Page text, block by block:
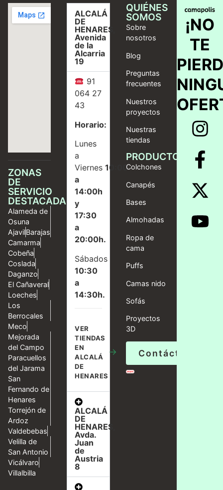
ZONAS
DE
SERVICIO
DESTACADAS
Alameda de
Osuna
AjavilBarajas
Camarma
Cobeña
Coslada
Daganzo
El Cañaveral
Loeches
Los
Berrocales
Meco
Mejorada
del Campo
Paracuellos
del Jarama
San
Fernando de
Henares
Torrejón de
Ardoz
Valdebebas
Velilla de
San Antonio
Vicálvaro
Villalbilla
ALCALÁ
DE
HENARES,
Avenida
de la
Alcarria
19
91
064 27
43
Horario:
Lunes
a
Viernes10:00
a
14:00h
y
17:30
a
20:00h.
Sábados
10:30
a
14:30h.
VER
TIENDAS
EN
ALCALÁ
DE
HENARES
→
ALCALÁ
DE
HENARES,
Avda.
Juan
de
Austria
8
QUIÉNES
SOMOS
Sobre
nosotros
Blog
Preguntas
frecuentes
Nuestros
proyectos
Nuestras
tiendas
PRODUCTOS
Colchones
Canapés
Bases
Almohadas
Ropa de
cama
Puffs
Camas nido
Sofás
Proyectos
3D
Contáctanos
¡NO
TE